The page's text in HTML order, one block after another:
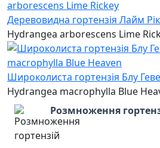
Деревовидна гортензія Лайм
Hydrangea arborescens Lime
Широколиста гортензія Блу
Hydrangea macrophylla Blue
Розмноження